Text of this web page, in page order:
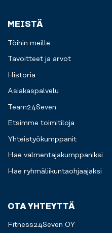
MEISTÄ
Töihin meille
Tavoitteet ja arvot
Historia
Asiakaspalvelu
Team24Seven
Etsimme toimitiloja
Yhteistyökumppanit
Hae valmentajakumppaniksi
Hae ryhmäliikuntaohjaajaksi
OTA YHTEYTTÄ
Fitness24Seven OY